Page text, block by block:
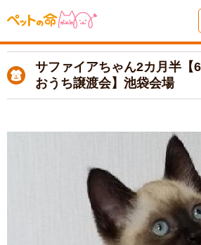
サファイアちゃん2カ月半【
おうち譲渡会】池袋会場